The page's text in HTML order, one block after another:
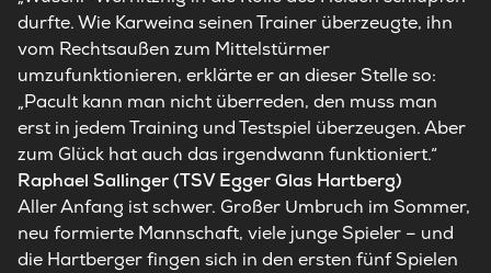
durfte. Wie Karweina seinen Trainer überzeugte, ihn
vom Rechtsaußen zum Mittelstürmer
umzufunktionieren, erklärte er an dieser Stelle so:
„Pacult kann man nicht überreden, den muss man
erst in jedem Training und Testspiel überzeugen. Aber
zum Glück hat auch das irgendwann funktioniert.“
Raphael Sallinger (TSV Egger Glas Hartberg)
Aller Anfang ist schwer. Großer Umbruch im Sommer,
neu formierte Mannschaft, viele junge Spieler – und
die Hartberger fingen sich in den ersten fünf Spielen